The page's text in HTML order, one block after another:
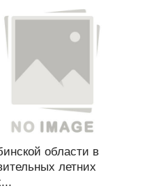
области в
летних